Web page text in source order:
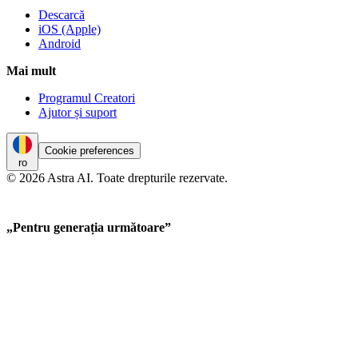
Descarcă
iOS (Apple)
Android
Mai mult
Programul Creatori
Ajutor și suport
ro
Cookie preferences
© 2026 Astra AI. Toate drepturile rezervate.
„Pentru generația următoare”